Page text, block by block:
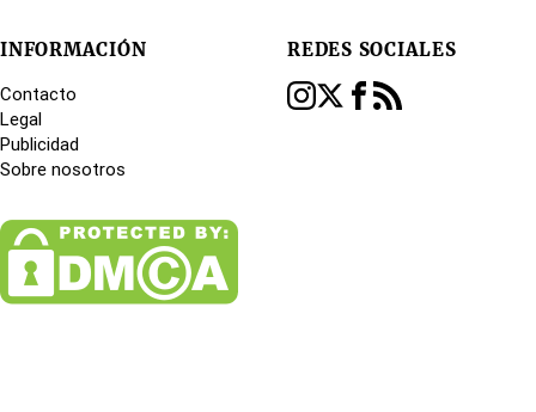
INFORMACIÓN
Contacto
Legal
Publicidad
Sobre nosotros
REDES SOCIALES